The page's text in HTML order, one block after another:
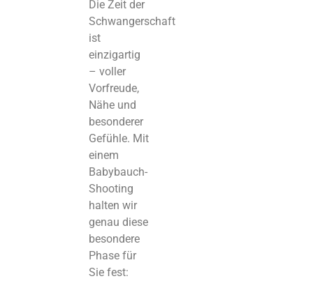
Die Zeit der
Schwangerschaft
ist
einzigartig
– voller
Vorfreude,
Nähe und
besonderer
Gefühle. Mit
einem
Babybauch-
Shooting
halten wir
genau diese
besondere
Phase für
Sie fest: